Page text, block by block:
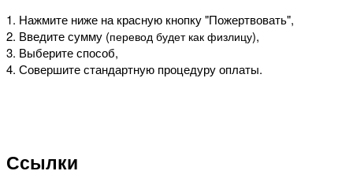
1. Нажмите ниже на красную кнопку "Пожертвовать",
2. Введите сумму (перевод будет как физлицу),
3. Выберите способ,
4. Совершите стандартную процедуру оплаты.
Ссылки